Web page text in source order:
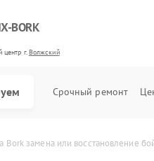
BORK
центр г.Волжский
Срочный ремонт
Bork замена или восстановление